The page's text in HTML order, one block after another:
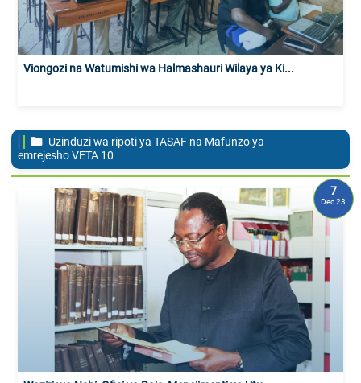
Viongozi na Watumishi wa Halmashauri Wilaya ya Ki...
Uzinduzi wa ripoti ya TASAF na Mafunzo ya
emrejesho VETA10
7
Dec 23